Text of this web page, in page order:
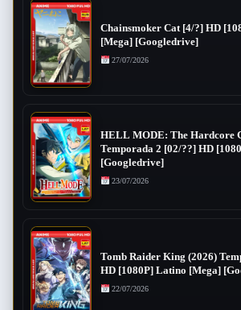
Chainsmoker Cat [4/?] HD [1080P][Sub Español]
[Mega] [Googledrive]
27/07/2026
HELL MODE: The Hardcore
Temporada 2 [02/??] HD
[Googledrive]
23/07/2026
Tomb Raider King (2026)
HD [1080P] Latino [Mega]
22/07/2026